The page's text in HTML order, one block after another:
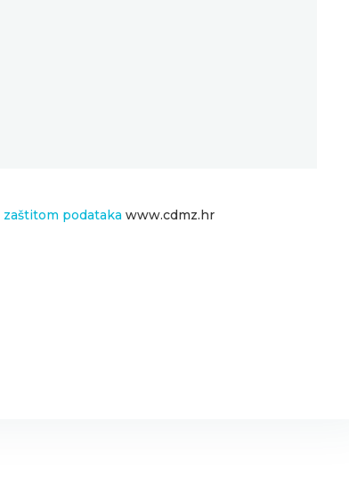
zaštitom podataka www.cdmz.hr